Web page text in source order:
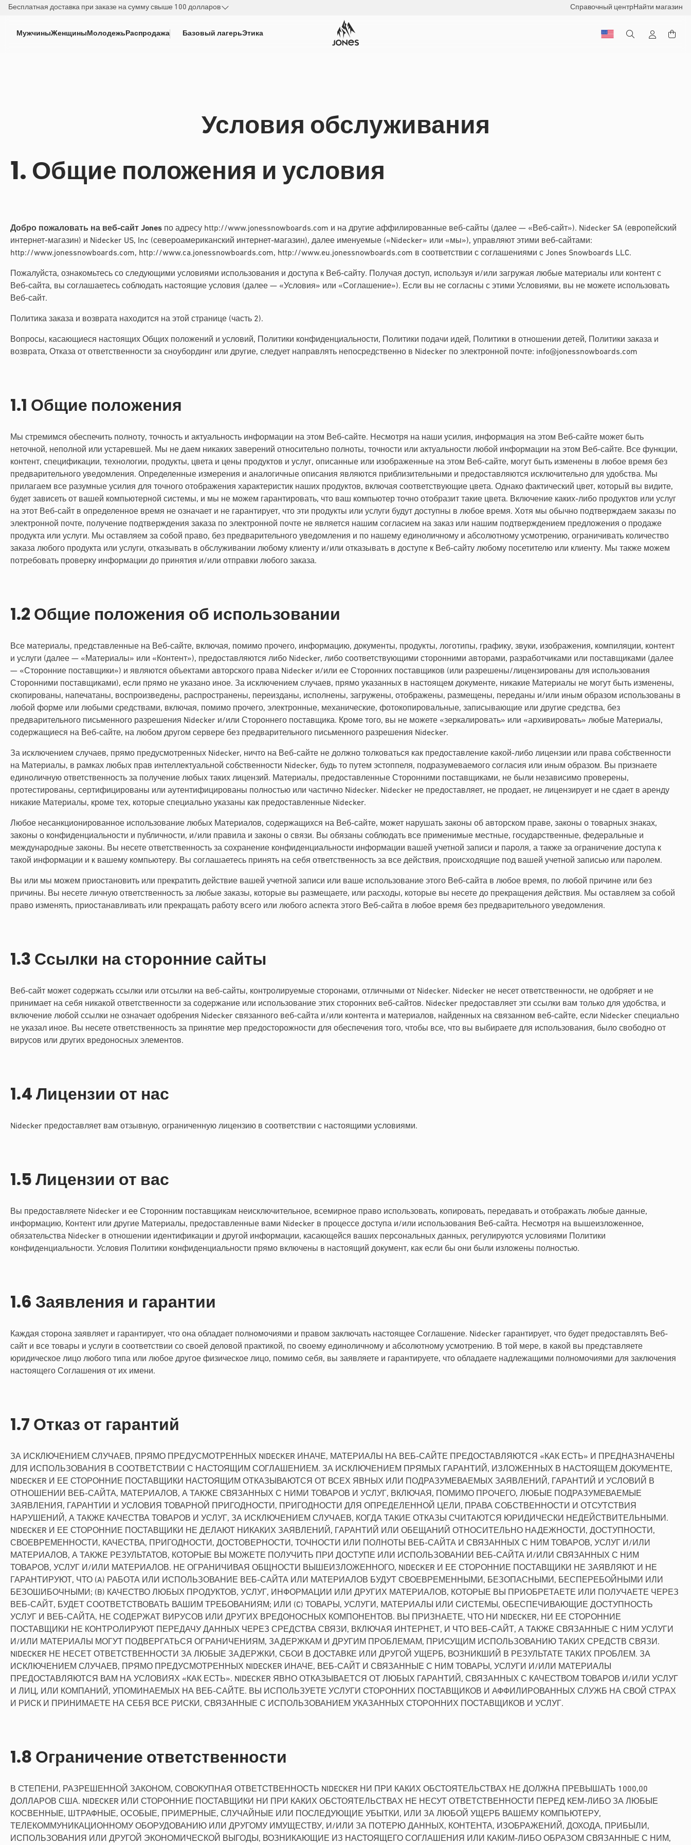
К
МужчиныЖенщиныМолодежьРаспродажа Базовый лагерьЭтика
Бесплатная доставка при заказе на сумму свыше 100 долларов Справочный центрНайти магазин
Условия обслуживания
1. Общие положения и условия
Добро пожаловать на веб-сайт Jones по адресу http://www.jonessnowboards.com и на другие аффилированные веб-сайты (далее — «Веб-сайт»). Nidecker SA (европейский
интернет-магазин) и Nidecker US, Inc (североамериканский интернет-магазин), далее именуемые («Nidecker» или «мы»), управляют этими веб-сайтами:
http://www.jonessnowboards.com, http://www.ca.jonessnowboards.com, http://www.eu.jonessnowboards.com в соответствии с соглашениями с Jones Snowboards LLC.
Пожалуйста, ознакомьтесь со следующими условиями использования и доступа к Веб-сайту. Получая доступ, используя и/или загружая любые материалы или контент с
Веб-сайта, вы соглашаетесь соблюдать настоящие условия (далее — «Условия» или «Соглашение»). Если вы не согласны с этими Условиями, вы не можете использовать
Веб-сайт.
Политика заказа и возврата находится на этой странице (часть 2).
Вопросы, касающиеся настоящих Общих положений и условий, Политики конфиденциальности, Политики подачи идей, Политики в отношении детей, Политики заказа и
возврата, Отказа от ответственности за сноубординг или другие, следует направлять непосредственно в Nidecker по электронной почте: info@jonessnowboards.com
1.1 Общие положения
Мы стремимся обеспечить полноту, точность и актуальность информации на этом Веб-сайте. Несмотря на наши усилия, информация на этом Веб-сайте может быть
неточной, неполной или устаревшей. Мы не даем никаких заверений относительно полноты, точности или актуальности любой информации на этом Веб-сайте. Все функции,
контент, спецификации, технологии, продукты, цвета и цены продуктов и услуг, описанные или изображенные на этом Веб-сайте, могут быть изменены в любое время без
предварительного уведомления. Определенные измерения и аналогичные описания являются приблизительными и предоставляются исключительно для удобства. Мы
прилагаем все разумные усилия для точного отображения характеристик наших продуктов, включая соответствующие цвета. Однако фактический цвет, который вы видите,
будет зависеть от вашей компьютерной системы, и мы не можем гарантировать, что ваш компьютер точно отобразит такие цвета. Включение каких-либо продуктов или услуг
на этот Веб-сайт в определенное время не означает и не гарантирует, что эти продукты или услуги будут доступны в любое время. Хотя мы обычно подтверждаем заказы по
электронной почте, получение подтверждения заказа по электронной почте не является нашим согласием на заказ или нашим подтверждением предложения о продаже
продукта или услуги. Мы оставляем за собой право, без предварительного уведомления и по нашему единоличному и абсолютному усмотрению, ограничивать количество
заказа любого продукта или услуги, отказывать в обслуживании любому клиенту и/или отказывать в доступе к Веб-сайту любому посетителю или клиенту. Мы также можем
потребовать проверку информации до принятия и/или отправки любого заказа.
1.2 Общие положения об использовании
Все материалы, представленные на Веб-сайте, включая, помимо прочего, информацию, документы, продукты, логотипы, графику, звуки, изображения, компиляции, контент
и услуги (далее — «Материалы» или «Контент»), предоставляются либо Nidecker, либо соответствующими сторонними авторами, разработчиками или поставщиками (далее
— «Сторонние поставщики») и являются объектами авторского права Nidecker и/или ее Сторонних поставщиков (или разрешены/лицензированы для использования
Сторонними поставщиками), если прямо не указано иное. За исключением случаев, прямо указанных в настоящем документе, никакие Материалы не могут быть изменены,
скопированы, напечатаны, воспроизведены, распространены, переизданы, исполнены, загружены, отображены, размещены, переданы и/или иным образом использованы в
любой форме или любыми средствами, включая, помимо прочего, электронные, механические, фотокопировальные, записывающие или другие средства, без
предварительного письменного разрешения Nidecker и/или Стороннего поставщика. Кроме того, вы не можете «зеркалировать» или «архивировать» любые Материалы,
содержащиеся на Веб-сайте, на любом другом сервере без предварительного письменного разрешения Nidecker.
За исключением случаев, прямо предусмотренных Nidecker, ничто на Веб-сайте не должно толковаться как предоставление какой-либо лицензии или права собственности
на Материалы, в рамках любых прав интеллектуальной собственности Nidecker, будь то путем эстоппеля, подразумеваемого согласия или иным образом. Вы признаете
единоличную ответственность за получение любых таких лицензий. Материалы, предоставленные Сторонними поставщиками, не были независимо проверены,
протестированы, сертифицированы или аутентифицированы полностью или частично Nidecker. Nidecker не предоставляет, не продает, не лицензирует и не сдает в аренду
никакие Материалы, кроме тех, которые специально указаны как предоставленные Nidecker.
Любое несанкционированное использование любых Материалов, содержащихся на Веб-сайте, может нарушать законы об авторском праве, законы о товарных знаках,
законы о конфиденциальности и публичности, и/или правила и законы о связи. Вы обязаны соблюдать все применимые местные, государственные, федеральные и
международные законы. Вы несете ответственность за сохранение конфиденциальности информации вашей учетной записи и пароля, а также за ограничение доступа к
такой информации и к вашему компьютеру. Вы соглашаетесь принять на себя ответственность за все действия, происходящие под вашей учетной записью или паролем.
Вы или мы можем приостановить или прекратить действие вашей учетной записи или ваше использование этого Веб-сайта в любое время, по любой причине или без
причины. Вы несете личную ответственность за любые заказы, которые вы размещаете, или расходы, которые вы несете до прекращения действия. Мы оставляем за собой
право изменять, приостанавливать или прекращать работу всего или любого аспекта этого Веб-сайта в любое время без предварительного уведомления.
1.3 Ссылки на сторонние сайты
Веб-сайт может содержать ссылки или отсылки на веб-сайты, контролируемые сторонами, отличными от Nidecker. Nidecker не несет ответственности, не одобряет и не
принимает на себя никакой ответственности за содержание или использование этих сторонних веб-сайтов. Nidecker предоставляет эти ссылки вам только для удобства, и
включение любой ссылки не означает одобрения Nidecker связанного веб-сайта и/или контента и материалов, найденных на связанном веб-сайте, если Nidecker специально
не указал иное. Вы несете ответственность за принятие мер предосторожности для обеспечения того, чтобы все, что вы выбираете для использования, было свободно от
вирусов или других вредоносных элементов.
1.4 Лицензии от нас
Nidecker предоставляет вам отзывную, ограниченную лицензию в соответствии с настоящими условиями.
1.5 Лицензии от вас
Вы предоставляете Nidecker и ее Сторонним поставщикам неисключительное, всемирное право использовать, копировать, передавать и отображать любые данные,
информацию, Контент или другие Материалы, предоставленные вами Nidecker в процессе доступа и/или использования Веб-сайта. Несмотря на вышеизложенное,
обязательства Nidecker в отношении идентификации и другой информации, касающейся ваших персональных данных, регулируются условиями Политики
конфиденциальности. Условия Политики конфиденциальности прямо включены в настоящий документ, как если бы они были изложены полностью.
1.6 Заявления и гарантии
Каждая сторона заявляет и гарантирует, что она обладает полномочиями и правом заключать настоящее Соглашение. Nidecker гарантирует, что будет предоставлять Веб-
сайт и все товары и услуги в соответствии со своей деловой практикой, по своему единоличному и абсолютному усмотрению. В той мере, в какой вы представляете
юридическое лицо любого типа или любое другое физическое лицо, помимо себя, вы заявляете и гарантируете, что обладаете надлежащими полномочиями для заключения
настоящего Соглашения от их имени.
1.7 Отказ от гарантий
ЗА ИСКЛЮЧЕНИЕМ СЛУЧАЕВ, ПРЯМО ПРЕДУСМОТРЕННЫХ NIDECKER ИНАЧЕ, МАТЕРИАЛЫ НА ВЕБ-САЙТЕ ПРЕДОСТАВЛЯЮТСЯ «КАК ЕСТЬ» И ПРЕДНАЗНАЧЕНЫ
ДЛЯ ИСПОЛЬЗОВАНИЯ В СООТВЕТСТВИИ С НАСТОЯЩИМ СОГЛАШЕНИЕМ. ЗА ИСКЛЮЧЕНИЕМ ПРЯМЫХ ГАРАНТИЙ, ИЗЛОЖЕННЫХ В НАСТОЯЩЕМ ДОКУМЕНТЕ,
NIDECKER И ЕЕ СТОРОННИЕ ПОСТАВЩИКИ НАСТОЯЩИМ ОТКАЗЫВАЮТСЯ ОТ ВСЕХ ЯВНЫХ ИЛИ ПОДРАЗУМЕВАЕМЫХ ЗАЯВЛЕНИЙ, ГАРАНТИЙ И УСЛОВИЙ В
ОТНОШЕНИИ ВЕБ-САЙТА, МАТЕРИАЛОВ, А ТАКЖЕ СВЯЗАННЫХ С НИМИ ТОВАРОВ И УСЛУГ, ВКЛЮЧАЯ, ПОМИМО ПРОЧЕГО, ЛЮБЫЕ ПОДРАЗУМЕВАЕМЫЕ
ЗАЯВЛЕНИЯ, ГАРАНТИИ И УСЛОВИЯ ТОВАРНОЙ ПРИГОДНОСТИ, ПРИГОДНОСТИ ДЛЯ ОПРЕДЕЛЕННОЙ ЦЕЛИ, ПРАВА СОБСТВЕННОСТИ И ОТСУТСТВИЯ
НАРУШЕНИЙ, А ТАКЖЕ КАЧЕСТВА ТОВАРОВ И УСЛУГ, ЗА ИСКЛЮЧЕНИЕМ СЛУЧАЕВ, КОГДА ТАКИЕ ОТКАЗЫ СЧИТАЮТСЯ ЮРИДИЧЕСКИ НЕДЕЙСТВИТЕЛЬНЫМИ.
NIDECKER И ЕЕ СТОРОННИЕ ПОСТАВЩИКИ НЕ ДЕЛАЮТ НИКАКИХ ЗАЯВЛЕНИЙ, ГАРАНТИЙ ИЛИ ОБЕЩАНИЙ ОТНОСИТЕЛЬНО НАДЕЖНОСТИ, ДОСТУПНОСТИ,
СВОЕВРЕМЕННОСТИ, КАЧЕСТВА, ПРИГОДНОСТИ, ДОСТОВЕРНОСТИ, ТОЧНОСТИ ИЛИ ПОЛНОТЫ ВЕБ-САЙТА И СВЯЗАННЫХ С НИМ ТОВАРОВ, УСЛУГ И/ИЛИ
МАТЕРИАЛОВ, А ТАКЖЕ РЕЗУЛЬТАТОВ, КОТОРЫЕ ВЫ МОЖЕТЕ ПОЛУЧИТЬ ПРИ ДОСТУПЕ ИЛИ ИСПОЛЬЗОВАНИИ ВЕБ-САЙТА И/ИЛИ СВЯЗАННЫХ С НИМ
ТОВАРОВ, УСЛУГ И/ИЛИ МАТЕРИАЛОВ. НЕ ОГРАНИЧИВАЯ ОБЩНОСТИ ВЫШЕИЗЛОЖЕННОГО, NIDECKER И ЕЕ СТОРОННИЕ ПОСТАВЩИКИ НЕ ЗАЯВЛЯЮТ И НЕ
ГАРАНТИРУЮТ, ЧТО (A) РАБОТА ИЛИ ИСПОЛЬЗОВАНИЕ ВЕБ-САЙТА ИЛИ МАТЕРИАЛОВ БУДУТ СВОЕВРЕМЕННЫМИ, БЕЗОПАСНЫМИ, БЕСПЕРЕБОЙНЫМИ ИЛИ
БЕЗОШИБОЧНЫМИ; (B) КАЧЕСТВО ЛЮБЫХ ПРОДУКТОВ, УСЛУГ, ИНФОРМАЦИИ ИЛИ ДРУГИХ МАТЕРИАЛОВ, КОТОРЫЕ ВЫ ПРИОБРЕТАЕТЕ ИЛИ ПОЛУЧАЕТЕ ЧЕРЕЗ
ВЕБ-САЙТ, БУДЕТ СООТВЕТСТВОВАТЬ ВАШИМ ТРЕБОВАНИЯМ; ИЛИ (C) ТОВАРЫ, УСЛУГИ, МАТЕРИАЛЫ ИЛИ СИСТЕМЫ, ОБЕСПЕЧИВАЮЩИЕ ДОСТУПНОСТЬ
УСЛУГ И ВЕБ-САЙТА, НЕ СОДЕРЖАТ ВИРУСОВ ИЛИ ДРУГИХ ВРЕДОНОСНЫХ КОМПОНЕНТОВ. ВЫ ПРИЗНАЕТЕ, ЧТО НИ NIDECKER, НИ ЕЕ СТОРОННИЕ
ПОСТАВЩИКИ НЕ КОНТРОЛИРУЮТ ПЕРЕДАЧУ ДАННЫХ ЧЕРЕЗ СРЕДСТВА СВЯЗИ, ВКЛЮЧАЯ ИНТЕРНЕТ, И ЧТО ВЕБ-САЙТ, А ТАКЖЕ СВЯЗАННЫЕ С НИМ УСЛУГИ
И/ИЛИ МАТЕРИАЛЫ МОГУТ ПОДВЕРГАТЬСЯ ОГРАНИЧЕНИЯМ, ЗАДЕРЖКАМ И ДРУГИМ ПРОБЛЕМАМ, ПРИСУЩИМ ИСПОЛЬЗОВАНИЮ ТАКИХ СРЕДСТВ СВЯЗИ.
NIDECKER НЕ НЕСЕТ ОТВЕТСТВЕННОСТИ ЗА ЛЮБЫЕ ЗАДЕРЖКИ, СБОИ В ДОСТАВКЕ ИЛИ ДРУГОЙ УЩЕРБ, ВОЗНИКШИЙ В РЕЗУЛЬТАТЕ ТАКИХ ПРОБЛЕМ. ЗА
ИСКЛЮЧЕНИЕМ СЛУЧАЕВ, ПРЯМО ПРЕДУСМОТРЕННЫХ NIDECKER ИНАЧЕ, ВЕБ-САЙТ И СВЯЗАННЫЕ С НИМ ТОВАРЫ, УСЛУГИ И/ИЛИ МАТЕРИАЛЫ
ПРЕДОСТАВЛЯЮТСЯ ВАМ НА УСЛОВИЯХ «КАК ЕСТЬ». NIDECKER ЯВНО ОТКАЗЫВАЕТСЯ ОТ ЛЮБЫХ ГАРАНТИЙ, СВЯЗАННЫХ С КАЧЕСТВОМ ТОВАРОВ И/ИЛИ УСЛУГ
И ЛИЦ, ИЛИ КОМПАНИЙ, УПОМИНАЕМЫХ НА ВЕБ-САЙТЕ. ВЫ ИСПОЛЬЗУЕТЕ УСЛУГИ СТОРОННИХ ПОСТАВЩИКОВ И АФФИЛИРОВАННЫХ СЛУЖБ НА СВОЙ СТРАХ
И РИСК И ПРИНИМАЕТЕ НА СЕБЯ ВСЕ РИСКИ, СВЯЗАННЫЕ С ИСПОЛЬЗОВАНИЕМ УКАЗАННЫХ СТОРОННИХ ПОСТАВЩИКОВ И УСЛУГ.
1.8 Ограничение ответственности
В СТЕПЕНИ, РАЗРЕШЕННОЙ ЗАКОНОМ, СОВОКУПНАЯ ОТВЕТСТВЕННОСТЬ NIDECKER НИ ПРИ КАКИХ ОБСТОЯТЕЛЬСТВАХ НЕ ДОЛЖНА ПРЕВЫШАТЬ 1000,00
ДОЛЛАРОВ США. NIDECKER ИЛИ СТОРОННИЕ ПОСТАВЩИКИ НИ ПРИ КАКИХ ОБСТОЯТЕЛЬСТВАХ НЕ НЕСУТ ОТВЕТСТВЕННОСТИ ПЕРЕД КЕМ-ЛИБО ЗА ЛЮБЫЕ
КОСВЕННЫЕ, ШТРАФНЫЕ, ОСОБЫЕ, ПРИМЕРНЫЕ, СЛУЧАЙНЫЕ ИЛИ ПОСЛЕДУЮЩИЕ УБЫТКИ, ИЛИ ЗА ЛЮБОЙ УЩЕРБ ВАШЕМУ КОМПЬЮТЕРУ,
ТЕЛЕКОММУНИКАЦИОННОМУ ОБОРУДОВАНИЮ ИЛИ ДРУГОМУ ИМУЩЕСТВУ, И/ИЛИ ЗА ПОТЕРЮ ДАННЫХ, КОНТЕНТА, ИЗОБРАЖЕНИЙ, ДОХОДА, ПРИБЫЛИ,
ИСПОЛЬЗОВАНИЯ ИЛИ ДРУГОЙ ЭКОНОМИЧЕСКОЙ ВЫГОДЫ, ВОЗНИКАЮЩИЕ ИЗ НАСТОЯЩЕГО СОГЛАШЕНИЯ ИЛИ КАКИМ-ЛИБО ОБРАЗОМ СВЯЗАННЫЕ С НИМ,